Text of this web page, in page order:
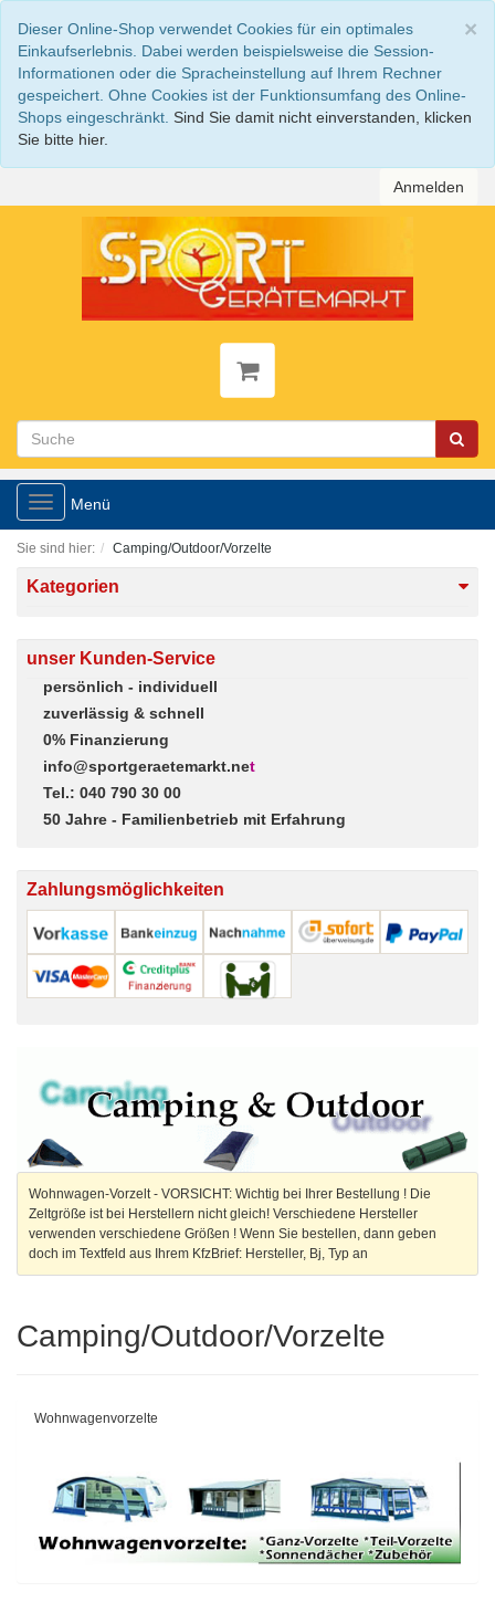
×
Dieser Online-Shop verwendet Cookies für ein optimales
Einkaufserlebnis. Dabei werden beispielsweise die Session-
Informationen oder die Spracheinstellung auf Ihrem Rechner
gespeichert. Ohne Cookies ist der Funktionsumfang des Online-
Shops eingeschränkt. Sind Sie damit nicht einverstanden, klicken
Sie bitte hier.
Anmelden
Toggle
navigation
Menü
Sie sind hier: Camping/Outdoor/Vorzelte
Kategorien
unser Kunden-Service
persönlich - individuell
zuverlässig & schnell
0% Finanzierung
info@sportgeraetemarkt.net
Tel.: 040 790 30 00
50 Jahre - Familienbetrieb mit Erfahrung
Zahlungsmöglichkeiten
Wohnwagen-Vorzelt - VORSICHT: Wichtig bei Ihrer Bestellung ! Die
Zeltgröße ist bei Herstellern nicht gleich! Verschiedene Hersteller
verwenden verschiedene Größen ! Wenn Sie bestellen, dann geben
doch im Textfeld aus Ihrem KfzBrief: Hersteller, Bj, Typ an
Camping/Outdoor/Vorzelte
Wohnwagenvorzelte